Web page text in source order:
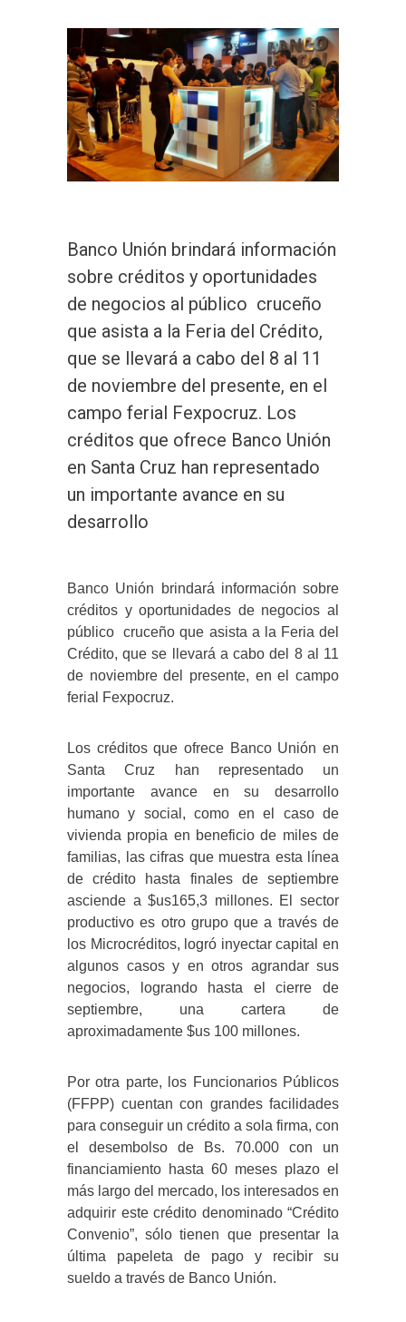
Banco Unión brindará información
sobre créditos y oportunidades
de negocios al público cruceño
que asista a la Feria del Crédito,
que se llevará a cabo del 8 al 11
de noviembre del presente, en el
campo ferial Fexpocruz. Los
créditos que ofrece Banco Unión
en Santa Cruz han representado
un importante avance en su
desarrollo
Banco Unión brindará información sobre
créditos y oportunidades de negocios al
público cruceño que asista a la Feria del
Crédito, que se llevará a cabo del 8 al 11
de noviembre del presente, en el campo
ferial Fexpocruz.
Los créditos que ofrece Banco Unión en
Santa Cruz han representado un
importante avance en su desarrollo
humano y social, como en el caso de
vivienda propia en beneficio de miles de
familias, las cifras que muestra esta línea
de crédito hasta finales de septiembre
asciende a $us165,3 millones. El sector
productivo es otro grupo que a través de
los Microcréditos, logró inyectar capital en
algunos casos y en otros agrandar sus
negocios, logrando hasta el cierre de
septiembre, una cartera de
aproximadamente $us 100 millones.
Por otra parte, los Funcionarios Públicos
(FFPP) cuentan con grandes facilidades
para conseguir un crédito a sola firma, con
el desembolso de Bs. 70.000 con un
financiamiento hasta 60 meses plazo el
más largo del mercado, los interesados en
adquirir este crédito denominado “Crédito
Convenio”, sólo tienen que presentar la
última papeleta de pago y recibir su
sueldo a través de Banco Unión.